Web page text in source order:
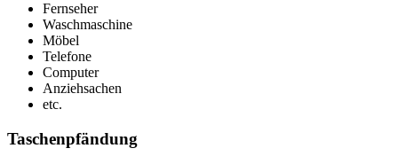
Fernseher
Waschmaschine
Möbel
Telefone
Computer
Anziehsachen
etc.
Taschenpfändung